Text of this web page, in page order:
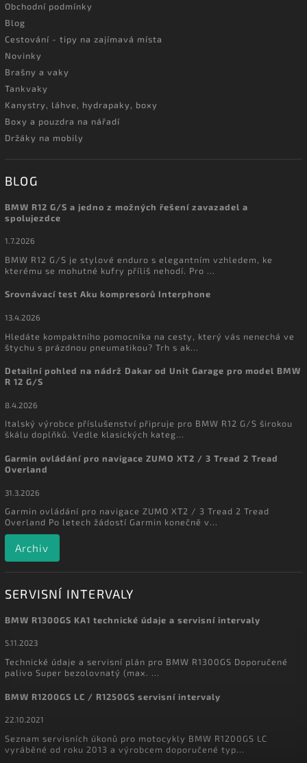
Obchodní podmínky
Blog
Cestování - tipy na zajímavá místa
Novinky
Brašny a vaky
Tankvaky
Kanystry, láhve, hydrapaky, boxy
Boxy a pouzdra na nářadí
Držáky na mobily
BLOG
BMW R12 G/S a jedno z možných řešení zavazadel a
spolujezdce
1.7.2026
BMW R12 G/S je stylové enduro s elegantním vzhledem, ke
kterému se mohutné kufry příliš nehodí. Pro ...
Srovnávací test Aku kompresorů Interphone
13.4.2026
Hledáte kompaktního pomocníka na cesty, který vás nenechá ve
štychu s prázdnou pneumatikou? Trh s ak...
Detailní pohled na nádrž Dakar od Unit Garage pro model BMW
R 12 G/S
8.4.2026
Italský výrobce příslušenství připruje pro BMW R12 G/S širokou
škálu doplňků. Vedle klasických kateg...
Garmin ovládání pro navigace ZUMO XT2 / 3 Tread 2 Tread
Overland
31.3.2026
Garmin ovládání pro navigace ZUMO XT2 / 3 Tread 2 Tread
Overland Po letech žádostí Garmin konečně v...
Archiv
SERVISNÍ INTERVALY
BMW R1300GS KA1 technické údaje a servisní intervaly
5.11.2023
Technické údaje a servisní plán pro BMW R1300GS Doporučené
palivo Super bezolovnatý (max. ...
BMW R1200GS LC / R1250GS servisní intervaly
22.10.2021
Seznam servisních úkonů pro motocykly BMW R1200GS LC
vyráběné od roku 2013 a výrobcem doporučené typ...